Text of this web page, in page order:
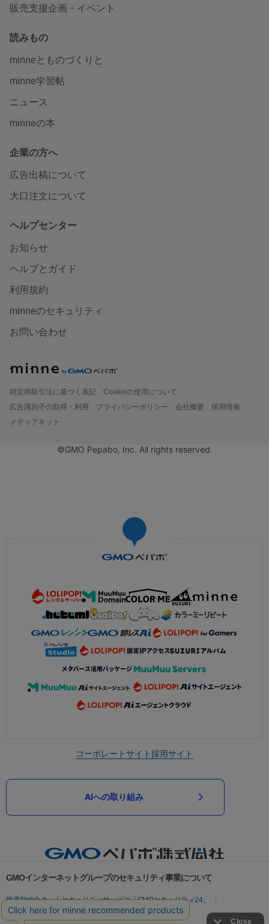
販売支援企画・イベント
読みもの
minneとものづくりと
minne学習帖
ニュース
minneの本
企業の方へ
広告出稿について
大口注文について
ヘルプセンター
お知らせ
ヘルプとガイド
利用規約
minneのセキュリティ
お問い合わせ
特定商取引法に基づく表記
Cookieの使用について
広告識別子の取得・利用
プライバシーポリシー 会社概要
採用情報
メディアキット
©GMO Pepabo, Inc. All rights reserved.
コーポレートサイト採用サイト
AIへの取り組み
GMOインターネットグループのセキュリティ事業について
世界初総合ネットセキュリティサービス「GMOセキュリティ24」
パスワード漏洩診断
Webサイトリスク診断